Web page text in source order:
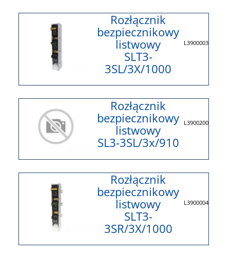
Rozłącznik
bezpiecznikowy
listwowy
SLT3-
3SL/3X/1000
L3900003
Rozłącznik
bezpiecznikowy
listwowy
SL3-3SL/3x/910
L3900200
Rozłącznik
bezpiecznikowy
listwowy
SLT3-
3SR/3X/1000
L3900004